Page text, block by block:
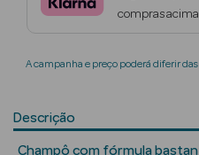
Beauty Seasoncompras
A campanha e preço poderá diferir das
Descrição
Champô com fórmula